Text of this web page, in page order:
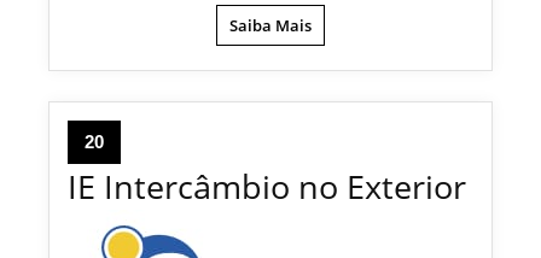
Saiba Mais
20
IE Intercâmbio no Exterior